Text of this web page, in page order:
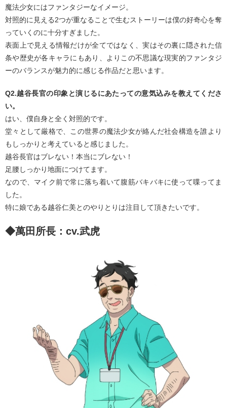
魔法少女にはファンタジーなイメージ。
対照的に見える2つが重なることで生むストーリーは僕の好奇心を奪
っていくのに十分すぎました。
表面上で見える情報だけが全てではなく、実はその裏に隠された信
条や歴史が各キャラにもあり、よりこの不思議な現実的ファンタジ
ーのバランスが魅力的に感じる作品だと思います。
Q2.越谷長官の印象と演じるにあたっての意気込みを教えてくださ
い。
はい、僕自身と全く対照的です。
堂々として厳格で、この世界の魔法少女が絡んだ社会構造を誰より
もしっかりと考えていると感じました。
越谷長官はブレない！本当にブレない！
足腰しっかり地面につけてます。
なので、マイク前で常に落ち着いて腹筋バキバキに使って喋ってま
した。
特に娘である越谷仁美とのやりとりは注目して頂きたいです。
◆萬田所長：cv.武虎